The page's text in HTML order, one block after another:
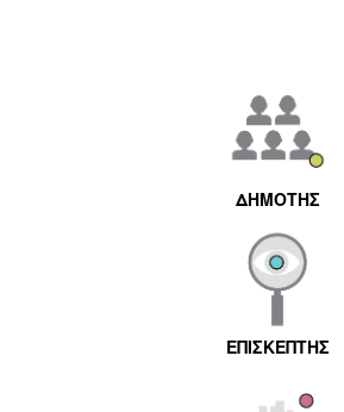
ΔΗΜΟΤΗΣ
ΕΠΙΣΚΕΠΤΗΣ